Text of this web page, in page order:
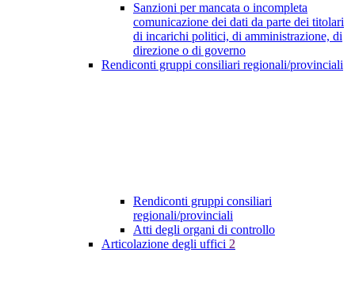
Sanzioni per mancata o incompleta
comunicazione dei dati da parte dei titolari
di incarichi politici, di amministrazione, di
direzione o di governo
Rendiconti gruppi consiliari regionali/provinciali
Rendiconti gruppi consiliari
regionali/provinciali
Atti degli organi di controllo
Articolazione degli uffici 2